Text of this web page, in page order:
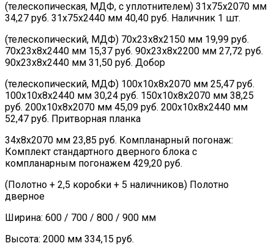
(телескопическая, МДФ, с уплотнителем) 31х75х2070 мм
34,27 руб. 31х75х2440 мм 40,40 руб. Наличник 1 шт.
(телескопический, МДФ) 70х23х8х2150 мм 19,99 руб.
70х23х8х2440 мм 15,37 руб. 90х23х8х2200 мм 27,72 руб.
90х23х8х2440 мм 31,50 руб. Добор
(телескопический, МДФ) 100х10х8х2070 мм 25,47 руб.
100х10х8х2440 мм 30,24 руб. 150х10х8х2070 мм 38,25
руб. 200х10х8х2070 мм 45,09 руб. 200х10х8х2440 мм
52,47 руб. Притворная планка
34х8х2070 мм 23,85 руб. Компланарный погонаж:
Комплект стандартного дверного блока с
компланарным погонажем 429,20 руб.
(Полотно + 2,5 коробки + 5 наличников) Полотно
дверное
Ширина: 600 / 700 / 800 / 900 мм
Высота: 2000 мм 334,15 руб.